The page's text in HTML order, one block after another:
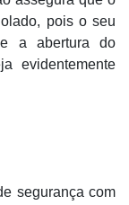
pois o seu
a abertura do
evidentemente
segurança com